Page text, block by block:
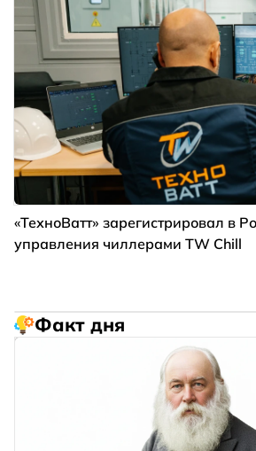
«ТехноВатт» зарегистрировал в
управления чиллерами TW Chill
Факт дня